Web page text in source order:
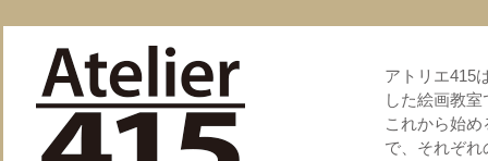
アトリエ415
した絵画教室
これから始
で、それぞ